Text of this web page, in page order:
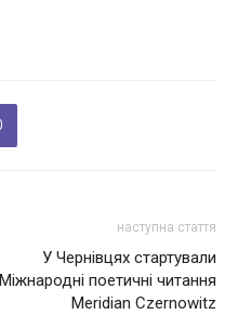
наступна стаття
У Чернівцях стартували
Міжнародні поетичні читання
Meridian Czernowitz